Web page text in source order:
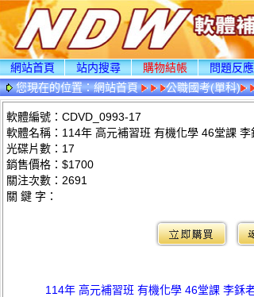
網站首頁 站内搜尋 購物結帳 問題反應
您現在的位置：網站首頁 公職國考(單科)
光碟詳情
軟體編號：CDVD_0993-17
軟體名稱：114年 高元補習班 有機化學 46堂課
光碟片數：17
銷售價格：$1700
關注次數： 2691
關 鍵 字：
114年 高元補習班 有機化學 46堂課 李鉌